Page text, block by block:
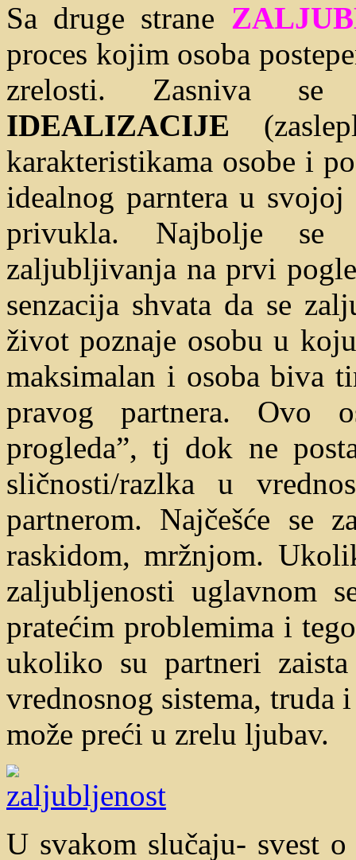
Sa druge strane
proces kojim osoba
zrelosti. Zasniva se
IDEALIZACIJE
karakteristikama osobe i
idealnog parntera u
privukla. Najbolje se
zaljubljivanja na prvi
senzacija shvata da se
život poznaje osobu u
maksimalan i osoba biva
pravog partnera. Ovo
progleda”, tj dok ne
sličnosti/razlka u
partnerom. Najčešće se
raskidom, mržnjom.
zaljubljenosti uglavnom
pratećim problemima i
ukoliko su partneri
vrednosnog sistema,
može preći u zrelu ljubav.
U svakom slučaju- svest